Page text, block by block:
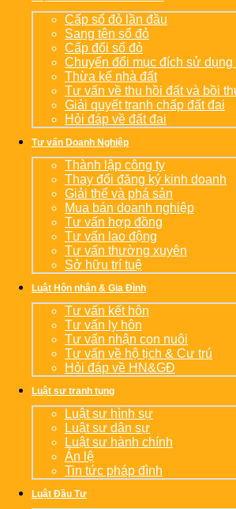
Cấp sổ đỏ lần đầu
Sang tên sổ đỏ
Cấp đổi sổ đỏ
Chuyển đổi mục đích sử dụng
Thừa kế nhà đất
Tư vấn về thu hồi đất và bồi
Giải quyết tranh chấp đất đai
Hỏi đáp về đất đai
Tư vấn Doanh Nghiệp
Thành lập công ty
Thay đổi đăng ký kinh doanh
Giải thể và phá sản
Mua bán doanh nghiệp
Tư vấn hợp đồng
Tư vấn lao động
Tư vấn thường xuyên
Sở hữu trí tuệ
Luật Hôn nhân & Gia Đình
Tư vấn kết hôn
Tư vấn ly hôn
Tư vấn nhận con nuôi
Tư vấn về hộ tịch & Cư trú
Hỏi đáp về HN&GĐ
Luật sư tranh tụng
Luật sư hình sự
Luật sư dân sự
Luật sư hành chính
Án lệ
Tin tức pháp đình
Luật Đầu Tư